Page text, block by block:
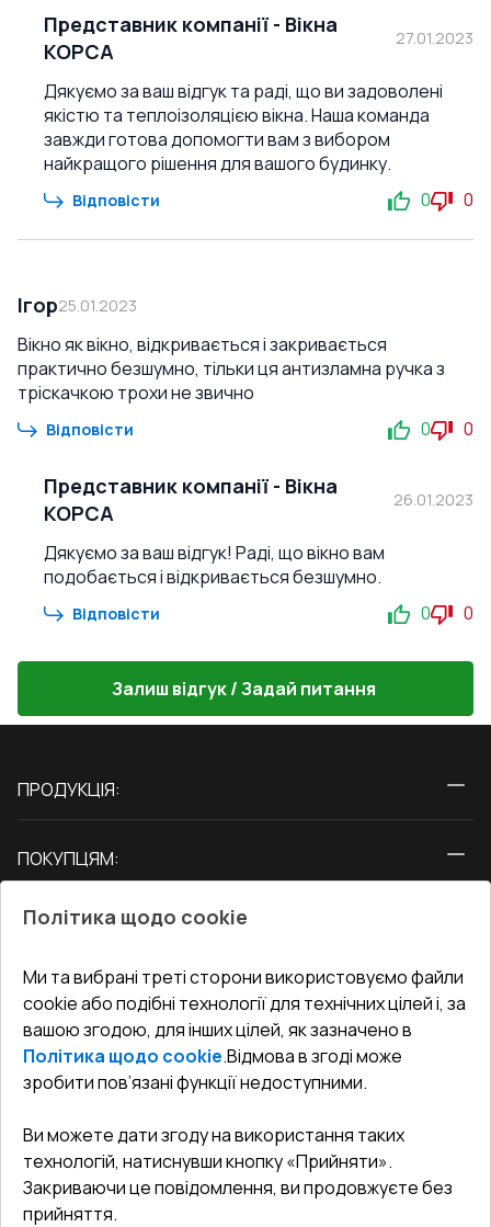
Представник компанії - Вікна
КОРСА
27.01.2023
Дякуємо за ваш відгук та раді, що ви задоволені
якістю та теплоізоляцією вікна. Наша команда
завжди готова допомогти вам з вибором
найкращого рішення для вашого будинку.
Відповісти 0 0
Ігор25.01.2023
Вікно як вікно, відкривається і закривається
практично безшумно, тільки ця антизламна ручка з
тріскачкою трохи не звично
Відповісти 0 0
Представник компанії - Вікна
КОРСА
26.01.2023
Дякуємо за ваш відгук! Раді, що вікно вам
подобається і відкривається безшумно.
Відповісти 0 0
Залиш відгук / Задай питання
ПРОДУКЦІЯ:
Двері
ПОКУПЦЯМ:
Блог
Адреса гіпермаркета
Як правильно заміряти вікна
СЕРВІС ТА ОБЛУГОВУВАННЯ:
Доставка і Оплата
Гарантія та Сервіс
Повернення товару
Договір публічної оферти
КОНТАКТИ
Офіс:Україна, м. Вінниця, вул. Келецька 60 кв. 61
undefined(undefined)
Політика щодо cookie
Ми та вибрані треті сторони використовуємо файли
cookie або подібні технології для технічних цілей і, за
вашою згодою, для інших цілей, як зазначено в
Політика щодо cookie.Відмова в згоді може
зробити пов’язані функції недоступними.
Ви можете дати згоду на використання таких
технологій, натиснувши кнопку «Прийняти».
Закриваючи це повідомлення, ви продовжуєте без
прийняття.